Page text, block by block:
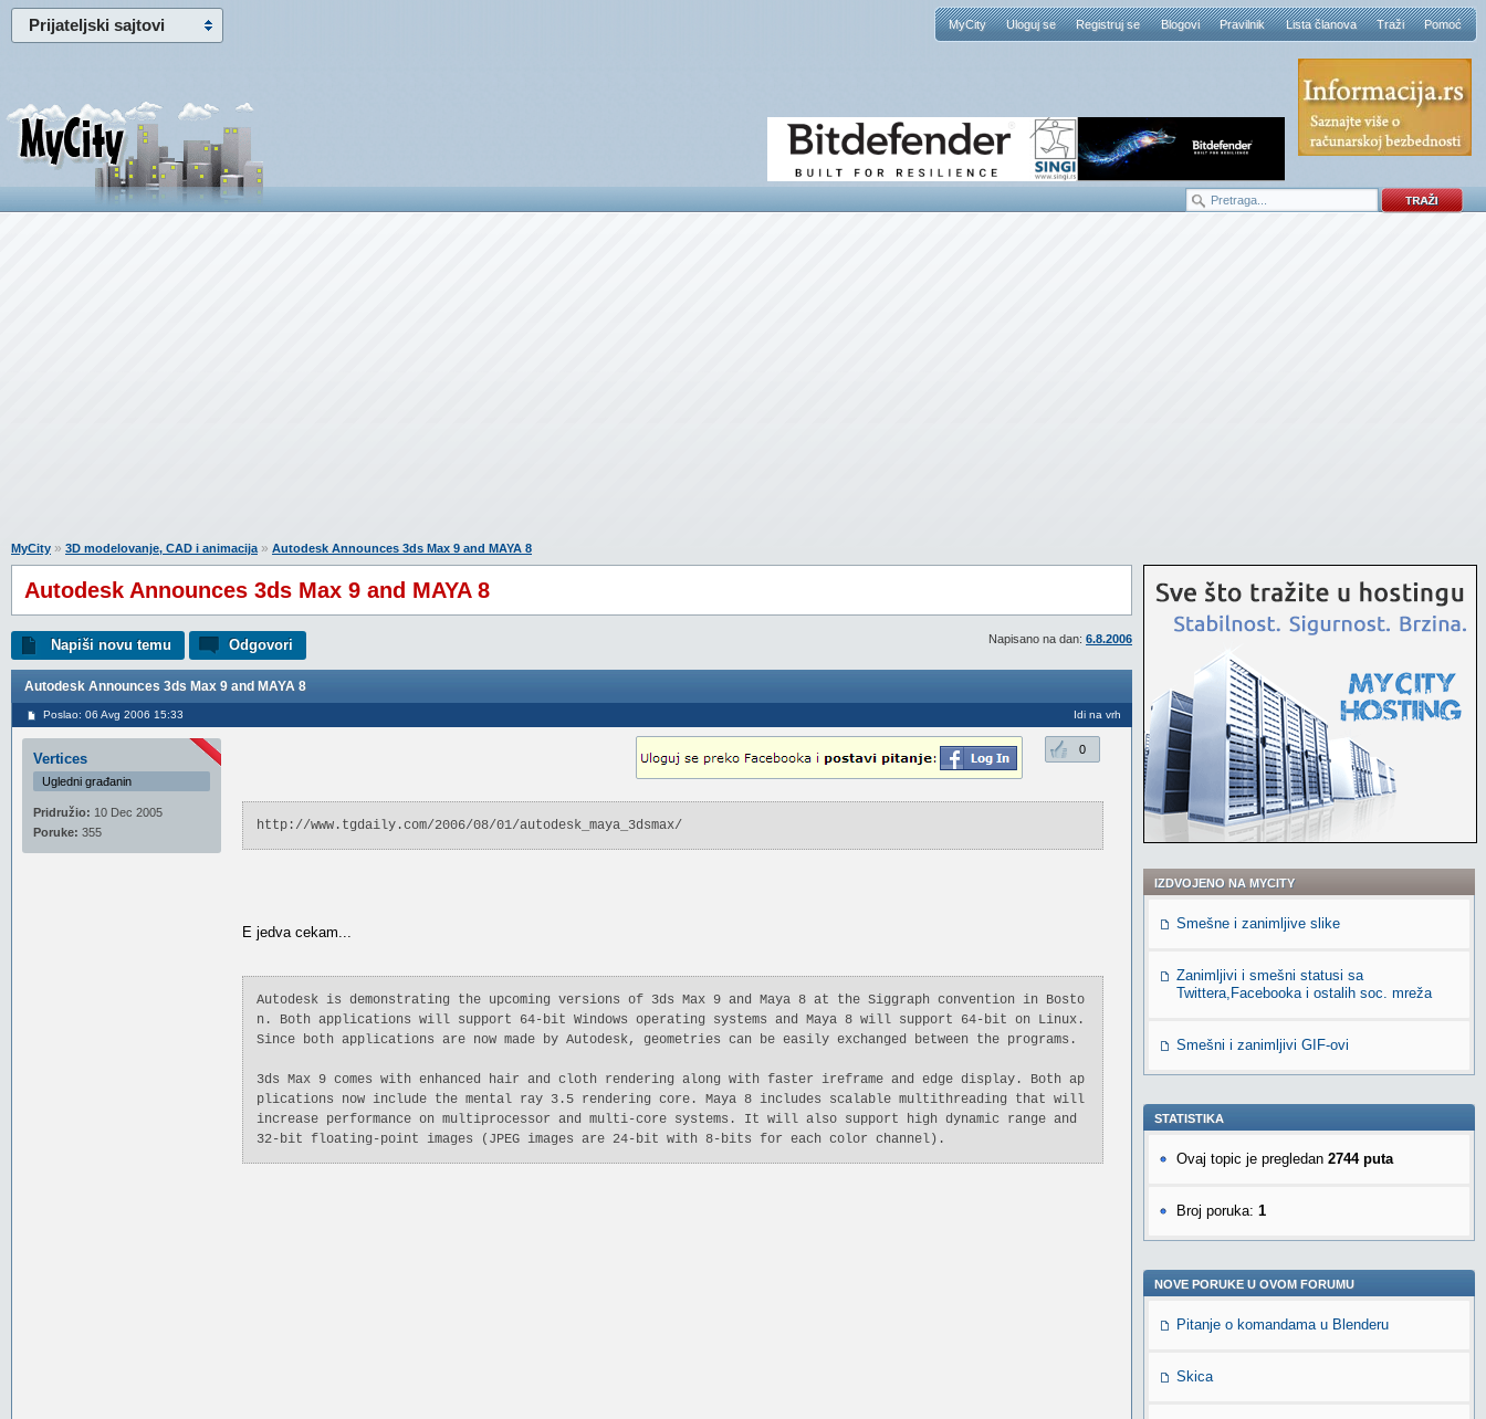
Prijateljski sajtovi MyCity Uloguj se Registruj se Blogovi Pravilnik Lista članova Traži Pomoć
MyCity » 3D modelovanje, CAD i animacija» Autodesk Announces 3ds Max 9 and MAYA 8
Autodesk Announces 3ds Max 9 and MAYA 8
Napisano na dan: 6.8.2006
Napiši novu temu Odgovori
Autodesk Announces 3ds Max 9 and MAYA 8
Poslao: 06 Avg 2006 15:33 Idi na vrh
Vertices
Ugledni građanin
Pridružio: 10 Dec 2005
Poruke: 355
0
http://www.tgdaily.com/2006/08/01/autodesk_maya_3dsmax/
E jedva cekam...
Autodesk is demonstrating the upcoming versions of 3ds Max 9 and Maya 8 at the Siggraph convention in Bosto
n. Both applications will support 64-bit Windows operating systems and Maya 8 will support 64-bit on Linux.
Since both applications are now made by Autodesk, geometries can be easily exchanged between the programs.
3ds Max 9 comes with enhanced hair and cloth rendering along with faster ireframe and edge display. Both ap
plications now include the mental ray 3.5 rendering core. Maya 8 includes scalable multithreading that will
increase performance on multiprocessor and multi-core systems. It will also support high dynamic range and
32-bit floating-point images (JPEG images are 24-bit with 8-bits for each color channel).
IZDVOJENO NA MYCITY
Smešne i zanimljive slike
Zanimljivi i smešni statusi sa
Twittera,Facebooka i ostalih soc. mreža
Smešni i zanimljivi GIF-ovi
STATISTIKA
Ovaj topic je pregledan 2744 puta
Broj poruka: 1
NOVE PORUKE U OVOM FORUMU
Pitanje o komandama u Blenderu
Skica